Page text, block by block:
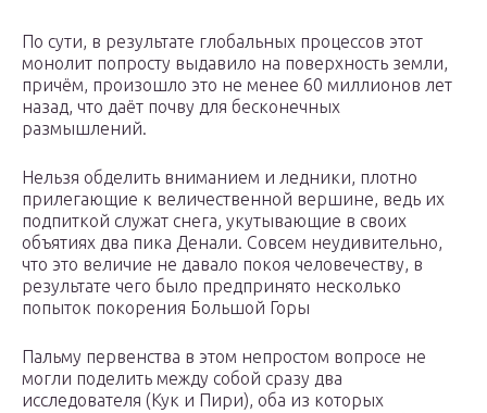
По сути, в результате глобальных процессов этот
монолит попросту выдавило на поверхность земли,
причём, произошло это не менее 60 миллионов лет
назад, что даёт почву для бесконечных
размышлений.
Нельзя обделить вниманием и ледники, плотно
прилегающие к величественной вершине, ведь их
подпиткой служат снега, укутывающие в своих
объятиях два пика Денали. Совсем неудивительно,
что это величие не давало покоя человечеству, в
результате чего было предпринято несколько
попыток покорения Большой Горы
Пальму первенства в этом непростом вопросе не
могли поделить между собой сразу два
исследователя (Кук и Пири), оба из которых